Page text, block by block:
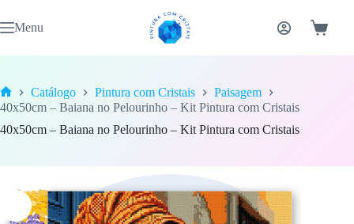
para
o
Menu Carrinho
Home
Catálogo Pintura com Cristais
Paisagem
40x50cm – Baiana no Pelourinho – Kit Pintura com Cristais
40x50cm – Baiana no Pelourinho – Kit Pintura com Cristais